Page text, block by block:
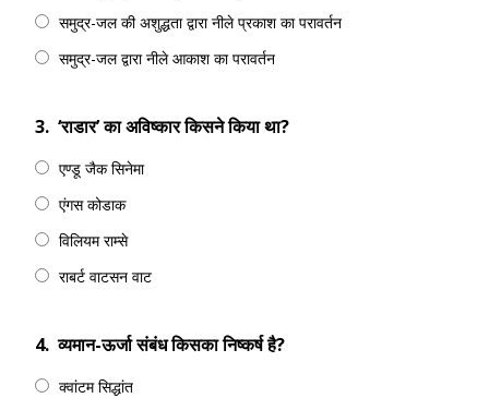
समुद्र-जल की अशुद्धता द्वारा नीले प्रकाश का परावर्तन
समुद्र-जल द्वारा नीले आकाश का परावर्तन
3. ‘राडार’ का अविष्कार किसने किया था?
एण्डू जैक सिनेमा
एंगस कोडाक
विलियम राम्से
राबर्ट वाटसन वाट
4. व्यमान-ऊर्जा संबंध किसका निष्कर्ष है?
क्वांटम सिद्धांत